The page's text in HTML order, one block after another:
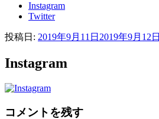
Instagram
Twitter
投稿日: 2019年9月11日 2019年9月12日
Instagram
コメントを残す